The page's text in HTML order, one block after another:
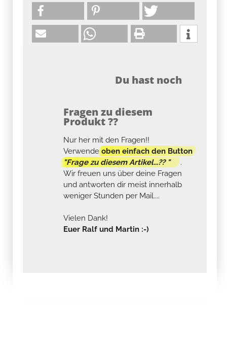
Du hast noch
Fragen zu diesem
Produkt ??
Nur her mit den Fragen!!
Verwendeoben einfach den Button
"Frage zu diesem Artikel...?? "
.
Wir freuen uns über deine Fragen
und antworten dir meist innerhalb
weniger Stunden per Mail....
Vielen Dank!
Euer Ralf und Martin :-)